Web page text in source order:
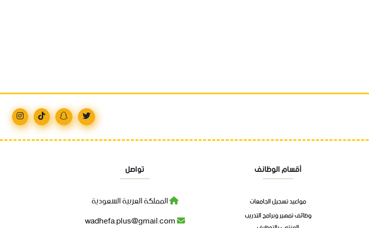
أقسام الوظائف
مواعيد تسجيل الجامعات
وظائف تمهير وبرامج التدريب
تواصل
المملكة العربية السعودية